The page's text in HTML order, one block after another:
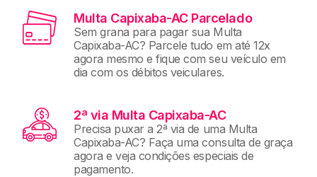
Multa Capixaba-AC Parcelado
Sem grana para pagar sua Multa
Capixaba-AC? Parcele tudo em até 12x
agora mesmo e fique com seu veículo em
dia com os débitos veiculares.
2ª via Multa Capixaba-AC
Precisa puxar a 2ª via de uma Multa
Capixaba-AC? Faça uma consulta de graça
agora e veja condições especiais de
pagamento.